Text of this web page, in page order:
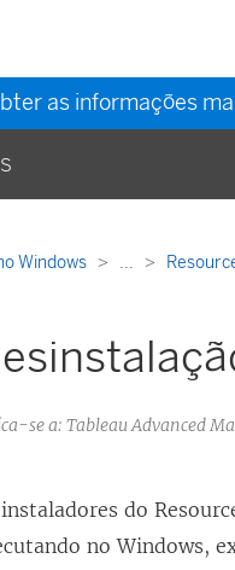
as informações
Windows ...
se a: Tableau Advanced
instaladores do
no Windows,